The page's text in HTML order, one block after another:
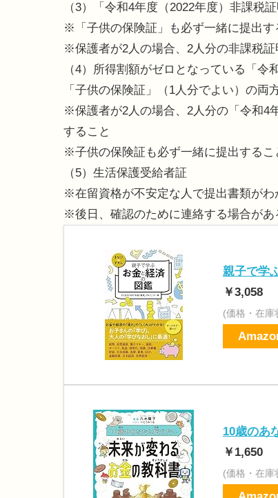
（3）「令和4年度（2022年度）非課税
※「子供の保険証」も必ず一緒に提出す
※保護者が2人の場合、2人分の非課税証
（4）所得割額がゼロとなっている「
「子供の保険証」（1人分でよい）の両
※保護者が2人の場合、2人分の「令和4
すること
※子供の保険証も必ず一緒に提出するこ
（5）生活保護受給者証
※在留資格が不安定な人で提出書類がわ
※後日、確認のために連絡する場合があ
親子で学
￥3,058
(価格・在庫
10歳のあ
￥1,650
(価格・在庫